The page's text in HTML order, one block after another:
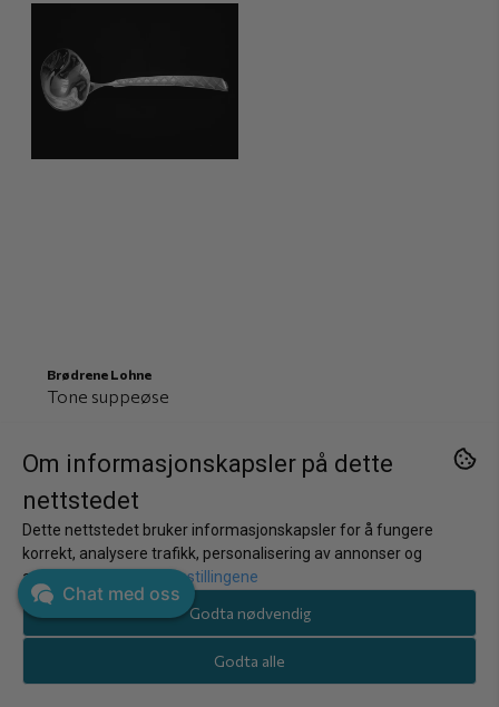
Brødrene Lohne
Tone suppeøse
6.995,-
Kjøp
Om informasjonskapsler på dette
nettstedet
Dette nettstedet bruker informasjonskapsler for å fungere
korrekt, analysere trafikk, personalisering av annonser og
annonsering.
Juster innstillingene
Godta nødvendig
Godta alle
Chat med oss